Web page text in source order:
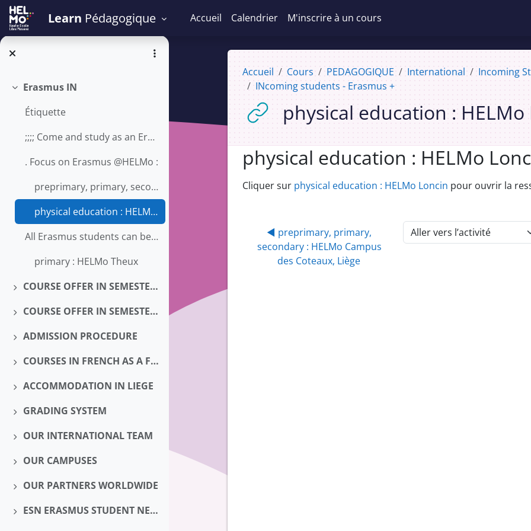
Passer au contenu principal
Learn Pédagogique Accueil Calendrier M'inscrire à un cours
Replier
Erasmus IN
Étiquette
;;;; Come and study as an Erasmus+ student at HELM...
. Focus on Erasmus @HELMo :
preprimary, primary, secondary : HELMo Campus des Coteaux, Liège
physical education : HELMo Loncin
All Erasmus students can be hosted in Liège, whate...
primary : HELMo Theux
Déplier COURSE OFFER IN SEMESTER 1 - autumn (September-January)
Déplier COURSE OFFER IN SEMESTER 2 - spring (January-June)
Déplier
ADMISSION PROCEDURE
Déplier COURSES IN FRENCH AS A FOREIGN LANGUAGE - 5 ECTS
Déplier
ACCOMMODATION IN LIEGE
Déplier
GRADING SYSTEM
Déplier
OUR INTERNATIONAL TEAM
Déplier
OUR CAMPUSES
Déplier
OUR PARTNERS WORLDWIDE
Déplier
ESN ERASMUS STUDENT NETWORK
Accueil Cours PEDAGOGIQUE International
Incoming
INcoming students - Erasmus +
physical education : HELMo
physical education : HELMo
Conditions d’achèvement
Cliquer sur physical education : HELMo Loncin pour ouvrir la
◀︎ preprimary, primary,
secondary : HELMo Campus
des Coteaux, Liège
Aller vers l’activité